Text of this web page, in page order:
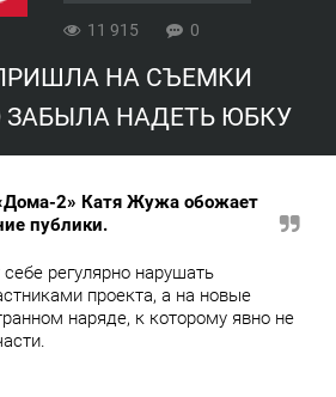
11 915 0
НА СЪЕМКИ
ЗАБЫЛА НАДЕТЬ ЮБКУ
2» Катя Жужа обожает
публики.
регулярно нарушать
проекта, а на новые
наряде, к которому явно не